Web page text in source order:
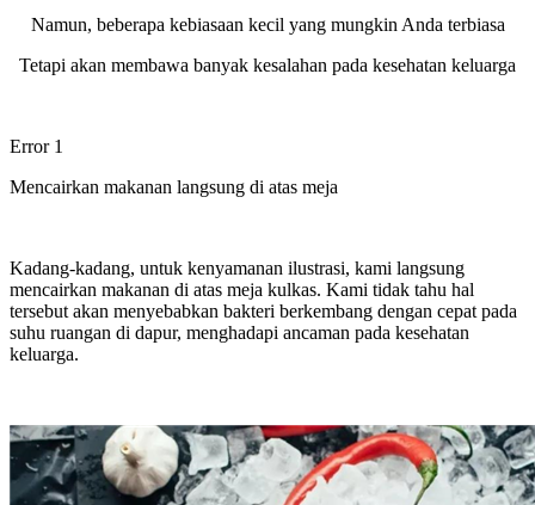
Namun, beberapa kebiasaan kecil yang mungkin Anda terbiasa
Tetapi akan membawa banyak kesalahan pada kesehatan keluarga
Error 1
Mencairkan makanan langsung di atas meja
Kadang-kadang, untuk kenyamanan ilustrasi, kami langsung
mencairkan makanan di atas meja kulkas. Kami tidak tahu hal
tersebut akan menyebabkan bakteri berkembang dengan cepat pada
suhu ruangan di dapur, menghadapi ancaman pada kesehatan
keluarga.